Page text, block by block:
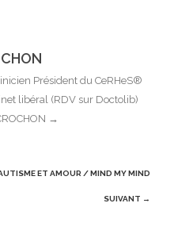
Président du CeRHeS®
libéral (RDV sur Doctolib)
→
ET AMOUR / MIND MY MIND
SUIVANT →